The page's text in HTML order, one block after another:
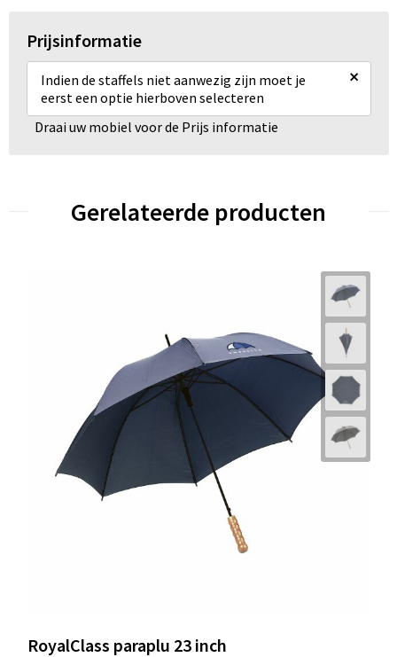
Prijsinformatie
Indien de staffels niet aanwezig zijn moet je
eerst een optie hierboven selecteren
×
Draai uw mobiel voor de Prijs informatie
Gerelateerde producten
RoyalClass paraplu 23 inch